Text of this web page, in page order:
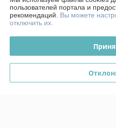
График работы
Политика обработки cookies
пользователей портала и
рекомендаций. Вы можете
отключить их.